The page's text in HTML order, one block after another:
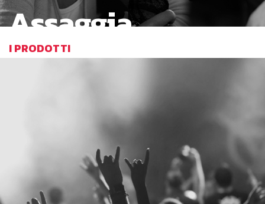
Assaggia
I PRODOTTI